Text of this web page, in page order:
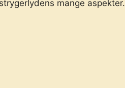
mange aspekter.